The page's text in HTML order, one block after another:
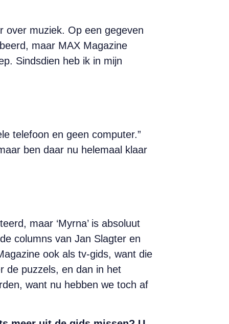
over muziek. Op een gegeven
maar MAX Magazine
Sindsdien heb ik in mijn
telefoon en geen computer.”
ben daar nu helemaal klaar
maar ‘Myrna’ is absoluut
columns van Jan Slagter en
ook als tv-gids, want die
de puzzels, en dan in het
want nu hebben we toch af